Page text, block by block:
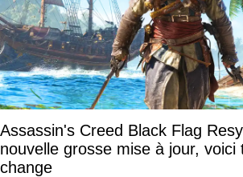
Assassin's Creed Black Flag
nouvelle grosse mise à jour, voici
change